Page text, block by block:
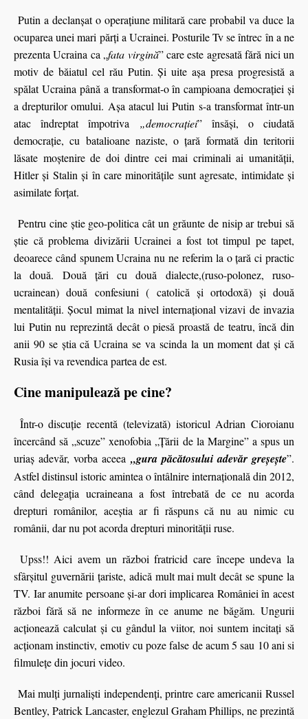
Putin a declanşat o operaţiune militară care probabil va duce la
ocuparea unei mari părţi a Ucrainei. Posturile Tv se întrec în a ne
prezenta Ucraina ca „fata virgină” care este agresată fără nici un
motiv de băiatul cel rău Putin. Şi uite aşa presa progresistă a
spălat Ucraina până a transformat-o în campioana democraţiei şi
a drepturilor omului. Așa atacul lui Putin s-a transformat într-un
atac îndreptat împotriva „democraţiei” însăşi, o ciudată
democraţie, cu batalioane naziste, o țară formată din teritorii
lăsate moştenire de doi dintre cei mai criminali ai umanităţii,
Hitler şi Stalin și în care minoritățile sunt agresate, intimidate și
asimilate forțat.
Pentru cine ştie geo-politica cât un grăunte de nisip ar trebui să
ştie că problema divizării Ucrainei a fost tot timpul pe tapet,
deoarece când spunem Ucraina nu ne referim la o ţară ci practic
la două. Două ţări cu două dialecte,(ruso-polonez, ruso-
ucrainean) două confesiuni ( catolică și ortodoxă) şi două
mentalităţii. Şocul mimat la nivel internaţional vizavi de invazia
lui Putin nu reprezintă decât o piesă proastă de teatru, încă din
anii 90 se ştia că Ucraina se va scinda la un moment dat şi că
Rusia îşi va revendica partea de est.
Cine manipulează pe cine?
Într-o discuţie recentă (televizată) istoricul Adrian Cioroianu
încercând să „scuze” xenofobia „Ţării de la Margine” a spus un
uriaş adevăr, vorba aceea „gura păcătosului adevăr greşeşte”.
Astfel distinsul istoric amintea o întâlnire internaţională din 2012,
când delegaţia ucraineana a fost întrebată de ce nu acorda
drepturi românilor, aceştia ar fi răspuns că nu au nimic cu
românii, dar nu pot acorda drepturi minorităţii ruse.
Upss!! Aici avem un război fratricid care începe undeva la
sfârşitul guvernării ţariste, adică mult mai mult decât se spune la
TV. Iar anumite persoane şi-ar dori implicarea României în acest
război fără să ne informeze în ce anume ne băgăm. Ungurii
acționează calculat și cu gândul la viitor, noi suntem incitați să
acționam instinctiv, emotiv cu poze false de acum 5 sau 10 ani si
filmulețe din jocuri video.
Mai mulți jurnaliști independenți, printre care americanii Russel
Bentley, Patrick Lancaster, englezul Graham Phillips, ne prezintă